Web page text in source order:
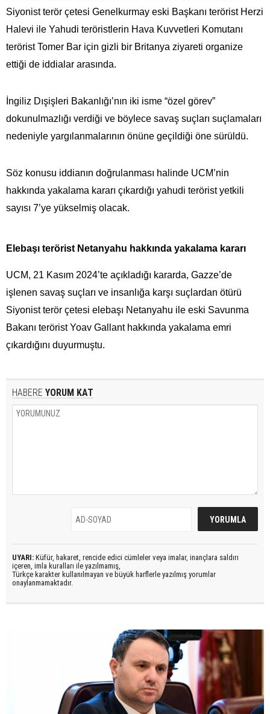
Siyonist terör çetesi Genelkurmay eski Başkanı terörist Herzi
Halevi ile Yahudi teröristlerin Hava Kuvvetleri Komutanı
terörist Tomer Bar için gizli bir Britanya ziyareti organize
ettiği de iddialar arasında.
İngiliz Dışişleri Bakanlığı’nın iki isme “özel görev”
dokunulmazlığı verdiği ve böylece savaş suçları suçlamaları
nedeniyle yargılanmalarının önüne geçildiği öne sürüldü.
Söz konusu iddianın doğrulanması halinde UCM’nin
hakkında yakalama kararı çıkardığı yahudi terörist yetkili
sayısı 7’ye yükselmiş olacak.
Elebaşı terörist Netanyahu hakkında yakalama kararı
UCM, 21 Kasım 2024’te açıkladığı kararda, Gazze’de
işlenen savaş suçları ve insanlığa karşı suçlardan ötürü
Siyonist terör çetesi elebaşı Netanyahu ile eski Savunma
Bakanı terörist Yoav Gallant hakkında yakalama emri
çıkardığını duyurmuştu.
HABERE YORUM KAT
UYARI: Küfür, hakaret, rencide edici cümleler veya imalar, inançlara saldırı
içeren, imla kuralları ile yazılmamış,
Türkçe karakter kullanılmayan ve büyük harflerle yazılmış yorumlar
onaylanmamaktadır.